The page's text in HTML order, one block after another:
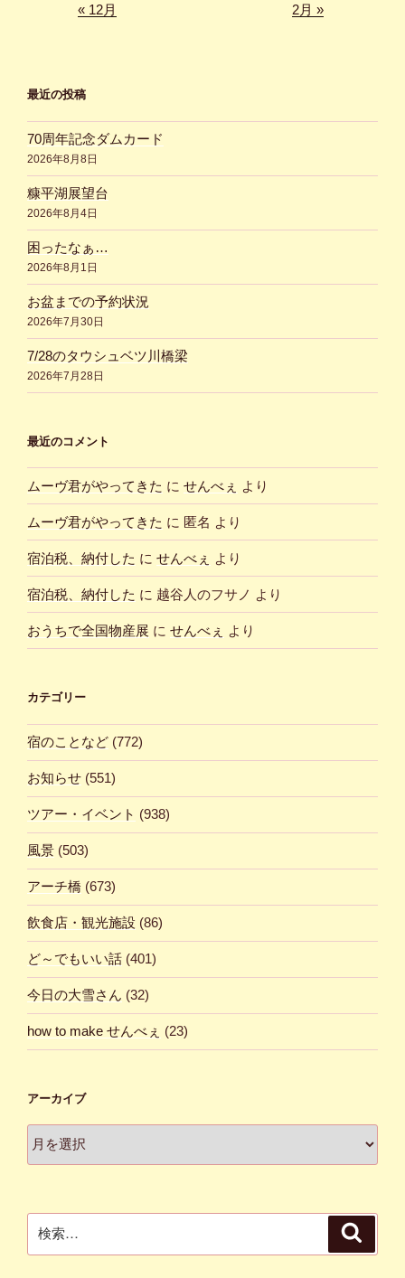
« 12月 2月 »
最近の投稿
70周年記念ダムカード
2026年8月8日
糠平湖展望台
2026年8月4日
困ったなぁ…
2026年8月1日
お盆までの予約状況
2026年7月30日
7/28のタウシュベツ川橋梁
2026年7月28日
最近のコメント
ムーヴ君がやってきた に せんべぇ より
ムーヴ君がやってきた に 匿名 より
宿泊税、納付した に せんべぇ より
宿泊税、納付した に 越谷人のフサノ より
おうちで全国物産展 に せんべぇ より
カテゴリー
宿のことなど (772)
お知らせ (551)
ツアー・イベント (938)
風景 (503)
アーチ橋 (673)
飲食店・観光施設 (86)
ど～でもいい話 (401)
今日の大雪さん (32)
how to make せんべぇ (23)
アーカイブ
ー
索: